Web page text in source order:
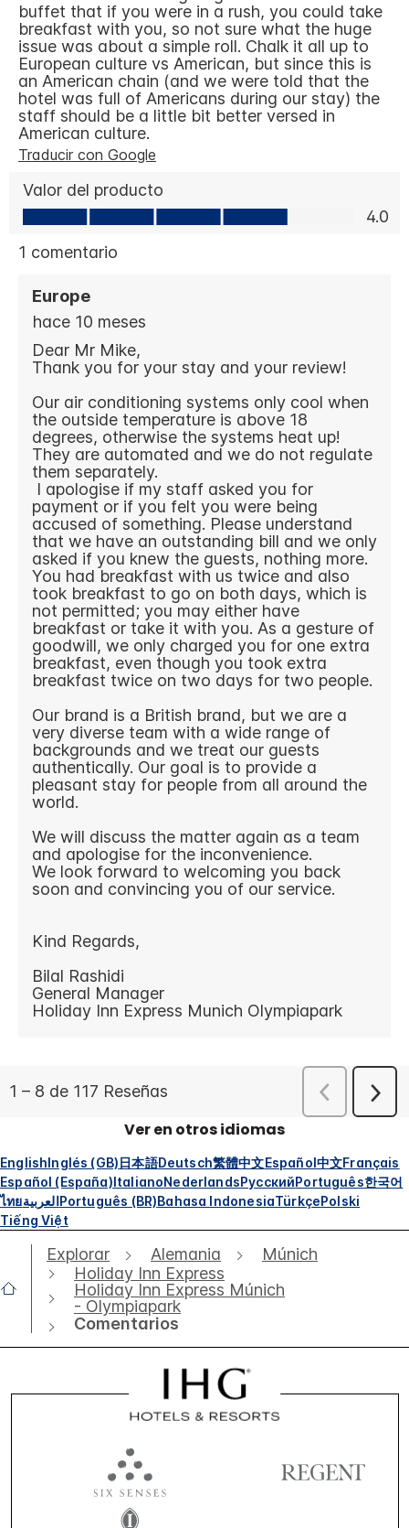
Ver en otros idiomas
EnglishInglés (GB)日本語Deutsch繁體中文Español中文Français
Español (España)ItalianoNederlandsРусскийPortuguês한국어
ไทยالعربيةPortuguês (BR)Bahasa IndonesiaTürkçePolski
Tiếng Việt
Explorar Alemania
Múnich
Holiday Inn Express
Holiday Inn Express Múnich
- Olympiapark
Comentarios